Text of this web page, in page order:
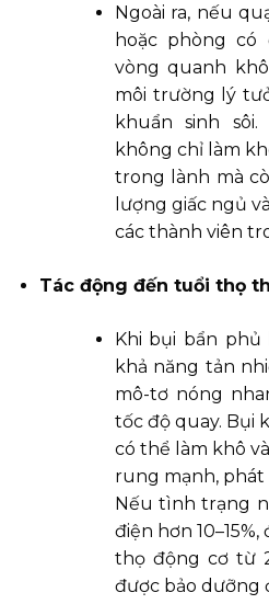
Ngoài ra, nếu
hoặc phòng
vòng quanh
môi trường lý
khuẩn sinh
không chỉ làm
trong lành mà
lượng giấc ngủ
các thành viên
Tác động đến tuổi thọ
Khi bụi bẩn
khả năng tản
mô-tơ nóng
tốc độ quay. Bụi
có thể làm khô
rung mạnh, phát
Nếu tình trạng
điện hơn
thọ động cơ từ
được bảo dưỡng